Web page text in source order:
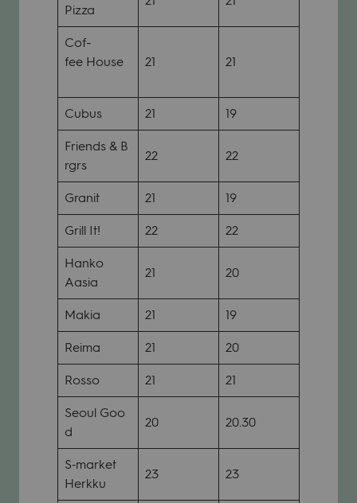
Pizza
Cof­
fee House
21 21
Cubus 21 19
Friends & B
rgrs
22 22
Gra­nit 21 19
Grill It! 22 22
Hanko
Aasia
21 20
Makia 21 19
Reima 21 20
Rosso 21 21
Seoul Goo
d
20 20.30
S‑market
Herkku
23 23